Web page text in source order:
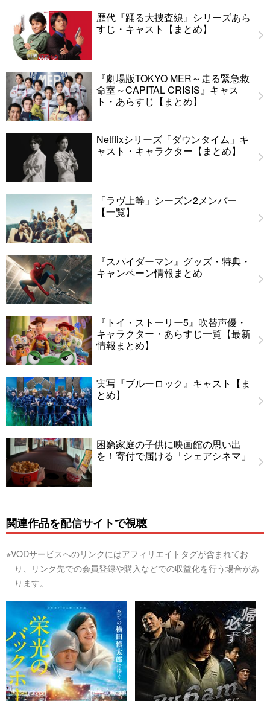
歴代『踊る大捜査線』シリーズあら
すじ・キャスト【まとめ】
『劇場版TOKYO MER～走る緊急救
命室～CAPITAL CRISIS』キャス
ト・あらすじ【まとめ】
Netflixシリーズ「ダウンタイム」キ
ャスト・キャラクター【まとめ】
「ラヴ上等」シーズン2メンバー
【一覧】
『スパイダーマン』グッズ・特典・
キャンペーン情報まとめ
『トイ・ストーリー5』吹替声優・
キャラクター・あらすじ一覧【最新
情報まとめ】
実写『ブルーロック』キャスト【ま
とめ】
困窮家庭の子供に映画館の思い出
を！寄付で届ける「シェアシネマ」
関連作品を配信サイトで視聴
※VODサービスへのリンクにはアフィリエイトタグが含まれてお
り、リンク先での会員登録や購入などでの収益化を行う場合があ
ります。